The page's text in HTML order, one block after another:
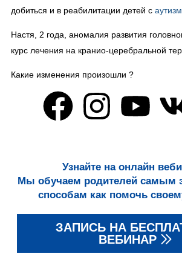
добиться и в реабилитации детей с
Настя, 2 года, аномалия развития
курс лечения на кранио-церебральной
Какие изменения произошли ?
Узнайте на онлайн
Мы обучаем родителей самым
способам как помочь
ЗАПИСЬ НА
ВЕБИНАР